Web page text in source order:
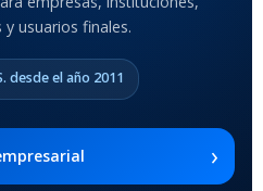
MODELO DE TABLETS
COMPATIBLES
2021 SM-x200 / Samsung
Galaxy Tab A8 10.5 2021 SM-
x205
usuarios finales.
desde el año 2011
›